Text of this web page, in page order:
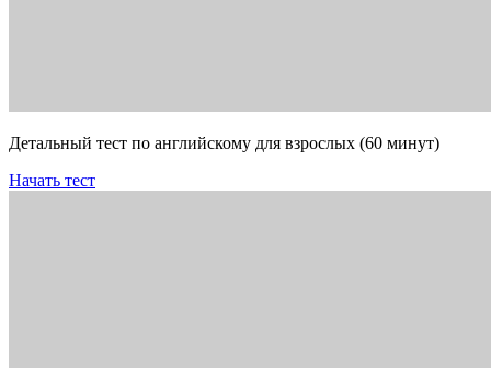
Детальный тест по английскому для взрослых (60 минут)
Начать тест